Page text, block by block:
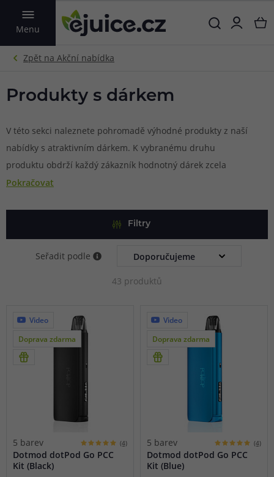
Menu
VYHLEDAT
Produkty s dárkem
V této sekci naleznete pohromadě výhodné produkty z naší
nabídky s atraktivním dárkem. K vybranému druhu
produktu obdrží každý zákazník hodnotný dárek zcela
zdarma. Stačí vložit požadovaný produkt do košíku a dárek
Pokračovat
Filtry
Seřadit podle
43 produktů
Video
Doprava zdarma
5 barev (4)
Dotmod dotPod Go PCC
Kit (Black)
Video
Doprava zdarma
5 barev (4)
Dotmod dotPod Go PCC
Kit (Blue)